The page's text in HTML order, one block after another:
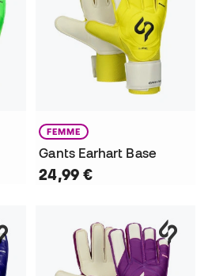
FEMME
Gants Earhart Base
24,99 €